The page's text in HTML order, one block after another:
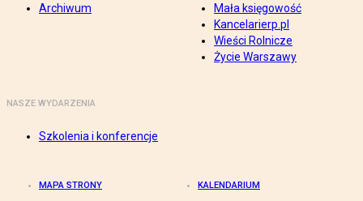
Archiwum
Mała księgowość
Kancelarierp.pl
Wieści Rolnicze
Życie Warszawy
NASZE WYDARZENIA
Szkolenia i konferencje
MAPA STRONY KALENDARIUM